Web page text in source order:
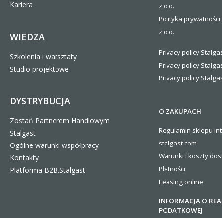
Kariera
WIEDZA
Szkolenia i warsztaty
Studio projektowe
DYSTRYBUCJA
Zostań Partnerem Handlowym
Stalgast
Ogólne warunki współpracy
Kontakty
Platforma B2B.Stalgast
z o.o.
Polityka
z o.o.
Privacy policy
Privacy policy
Privacy policy
O ZAKUPACH
Regulamin sklepu
stalgast.com
Warunki i koszty
Płatności
Leasing online
INFORMACJA O
PODATKOWEJ